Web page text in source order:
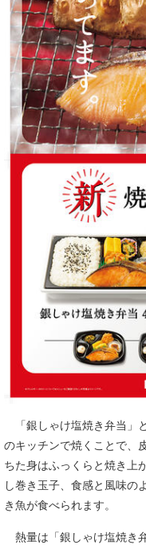
「銀しゃけ塩焼き弁当」
のキッチンで焼くことで、
ちた身はふっくらと焼き上
し巻き玉子、食感と風味の
き魚が食べられます。
熱量は「銀しゃけ塩焼き